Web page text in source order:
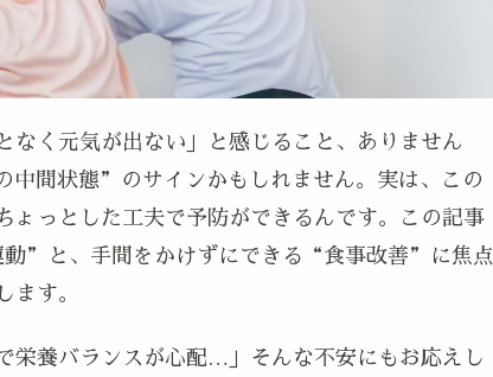
なく元気が出ない」と感じること、ありません
中間状態”のサインかもしれません。実は、この
ょっとした工夫で予防ができるんです。この記事
”と、手間をかけずにできる“食事改善”に焦点
ます。
栄養バランスが心配…」そんな不安にもお応えし